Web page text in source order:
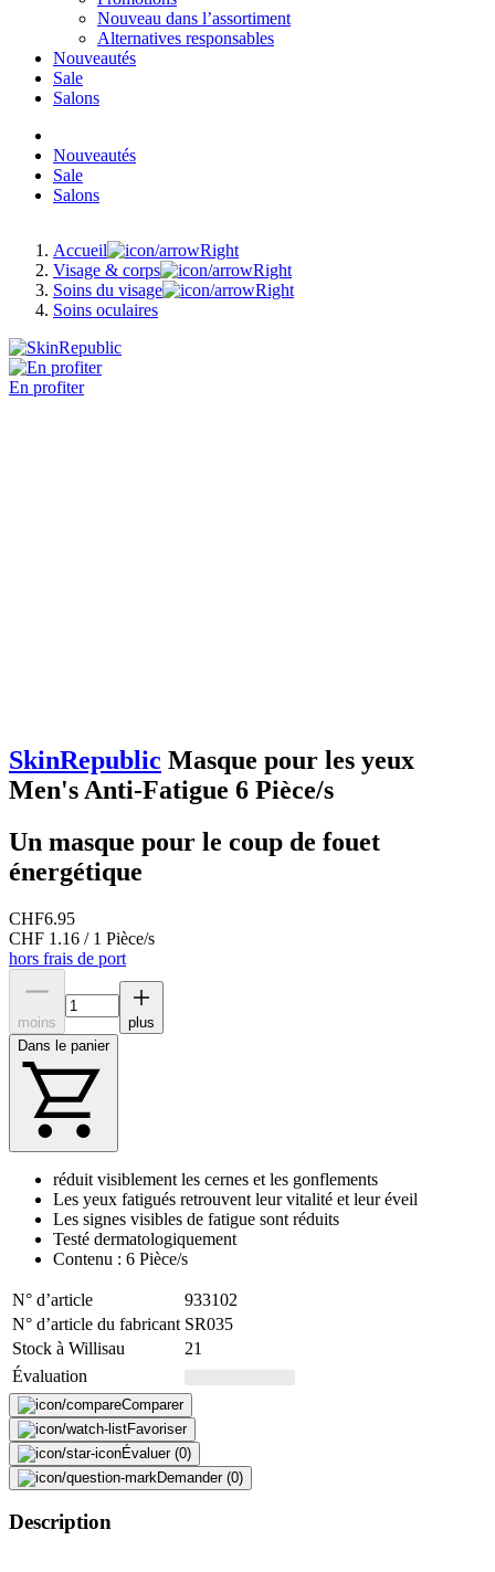
Nouveau dans l’assortiment
Alternatives responsables
Nouveautés
Sale
Salons
Nouveautés
Sale
Salons
Accueil
Visage & corps
Soins du visage
Soins oculaires
En profiter
SkinRepublic Masque pour les yeux
Men's Anti-Fatigue 6 Pièce/s
Un masque pour le coup de fouet
énergétique
CHF6.95
CHF 1.16 / 1 Pièce/s
hors frais de port
moins
plus
Dans le panier
réduit visiblement les cernes et les gonflements
Les yeux fatigués retrouvent leur vitalité et leur éveil
Les signes visibles de fatigue sont réduits
Testé dermatologiquement
Contenu : 6 Pièce/s
N° d’article
933102
N° d’article du fabricant SR035
Stock à Willisau
21
Évaluation
Comparer
Favoriser
Évaluer (0)
Demander (0)
Description